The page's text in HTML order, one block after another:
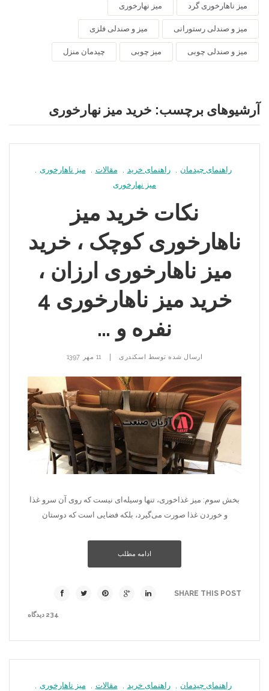
میز ناهارخوری گرد میز نهارخوری
میز و صندلی رستورانی میز و صندلی فلزی
میز و صندلی چوبی میز چوبی چیدمان منزل
آرشیوهای برچسب: خرید میز نهارخوری
راهنمای چیدمان راهنمای خرید مقالات میز ناهارخوری
میز نهارخوری
نکات خرید میز
ناهارخوری کوچک ، خرید
میز ناهارخوری ارزان ،
خرید میز ناهارخوری 4
نفره و …
ارسال شده توسط اسکندری 11 مهر 1397
بخش سوم: میز غذاخوری، تنها وسیله‌ای نیست که روی آن سرو غذا
و خوردن غذا صورت می‌گیرد، بلکه فضایی است که دوستان
ادامه مطلب
SHARE THIS POST
234 دیدگاه
راهنمای چیدمان راهنمای خرید مقالات میز ناهارخوری